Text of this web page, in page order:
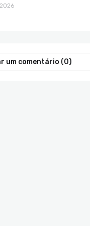
um comentário (0)